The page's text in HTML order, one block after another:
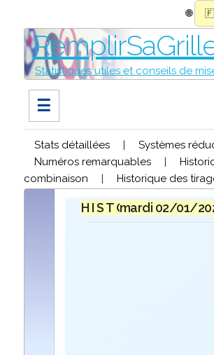
🌐
Statistiques utiles et conseils de
☰
Stats détaillées | Systèmes
Numéros remarquables
|
combinaison
| Historique des
H I S T O R I Q U Elors
mardi 02/01/